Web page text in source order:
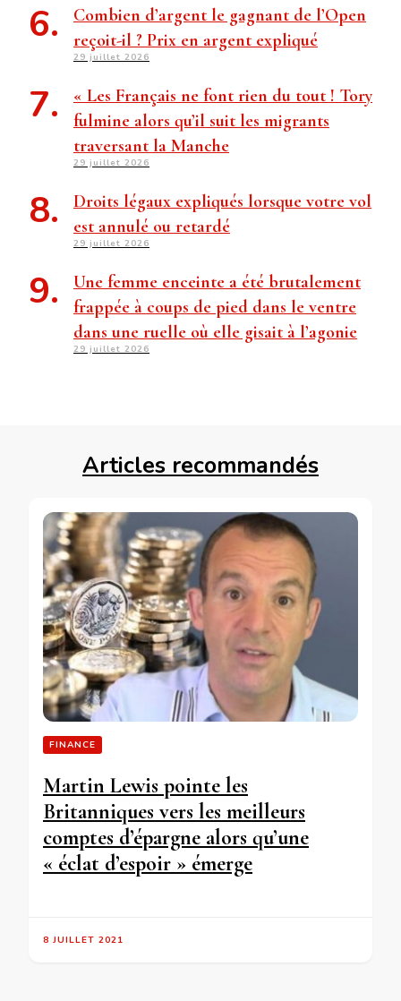
Combien d’argent le gagnant de l’Open
reçoit-il ? Prix ​​en argent expliqué
29 juillet 2026
« Les Français ne font rien du tout ! Tory
fulmine alors qu’il suit les migrants
traversant la Manche
29 juillet 2026
Droits légaux expliqués lorsque votre vol
est annulé ou retardé
29 juillet 2026
Une femme enceinte a été brutalement
frappée à coups de pied dans le ventre
dans une ruelle où elle gisait à l’agonie
29 juillet 2026
Articles recommandés
FINANCE
Martin Lewis pointe les
Britanniques vers les meilleurs
comptes d’épargne alors qu’une
« éclat d’espoir » émerge
8 JUILLET 2021